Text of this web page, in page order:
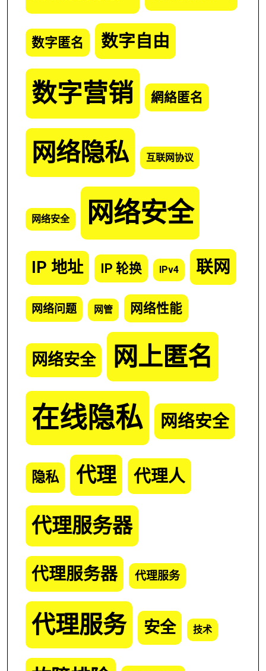
数字匿名 数字自由
数字营销 網絡匿名
网络隐私 互联网协议
网络安全 网络安全
IP 地址 IP 轮换 IPv4 联网
网络问题 网管 网络性能
网络安全 网上匿名
在线隐私 网络安全
隐私 代理 代理人
代理服务器
代理服务器 代理服务
代理服务 安全 技术